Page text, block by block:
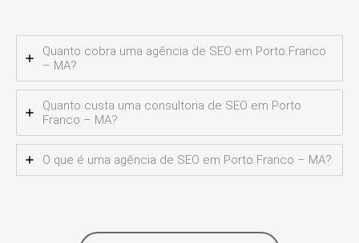
Quanto cobra uma agência de SEO em Porto Franco
– MA?
Quanto custa uma consultoria de SEO em Porto
Franco – MA?
O que é uma agência de SEO em Porto Franco – MA?